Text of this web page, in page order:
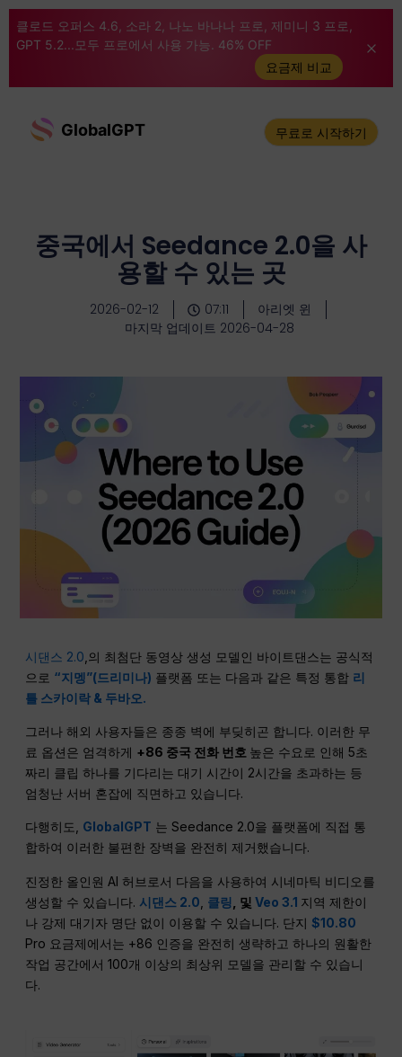
클로드 오퍼스 4.6, 소라 2, 나노 바나나 프로, 제미니 3 프로,
GPT 5.2...모두 프로에서 사용 가능. 46% OFF
요금제 비교
GlobalGPT 무료로 시작하기
중국에서 Seedance 2.0을 사
용할 수 있는 곳
2026-02-12 07:11
아리엣 윈
마지막 업데이트 2026-04-28
시댄스 2.0 ,의 최첨단 동영상 생성 모델인 바이트댄스는 공식적
으로 “지멩”(드리미나) 플랫폼 또는 다음과 같은 특정 통합 리
틀 스카이락 & 두바오.
그러나 해외 사용자들은 종종 벽에 부딪히곤 합니다. 이러한 무
료 옵션은 엄격하게 +86 중국 전화 번호 높은 수요로 인해 5초
짜리 클립 하나를 기다리는 대기 시간이 2시간을 초과하는 등
엄청난 서버 혼잡에 직면하고 있습니다.
다행히도, GlobalGPT 는 Seedance 2.0을 플랫폼에 직접 통
합하여 이러한 불편한 장벽을 완전히 제거했습니다.
진정한 올인원 AI 허브로서 다음을 사용하여 시네마틱 비디오를
생성할 수 있습니다.시댄스 2.0 클링 , 및Veo 3.1 지역 제한이
나 강제 대기자 명단 없이 이용할 수 있습니다. 단지$10.80
Pro 요금제에서는 +86 인증을 완전히 생략하고 하나의 원활한
작업 공간에서 100개 이상의 최상위 모델을 관리할 수 있습니
다.